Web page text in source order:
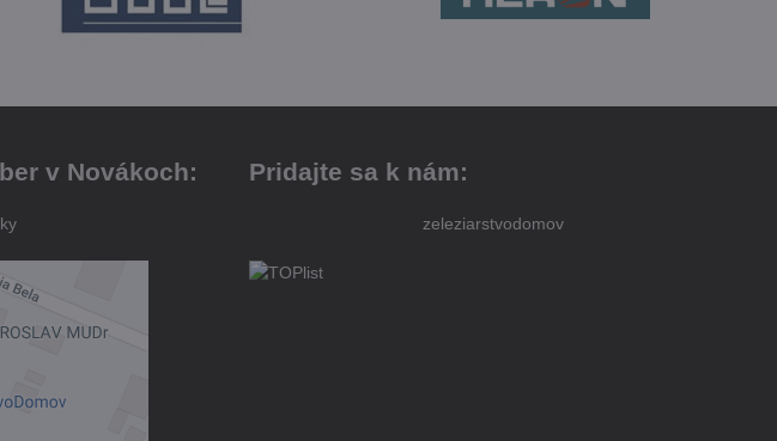
v Novákoch: Pridajte sa k nám:
zeleziarstvodomov